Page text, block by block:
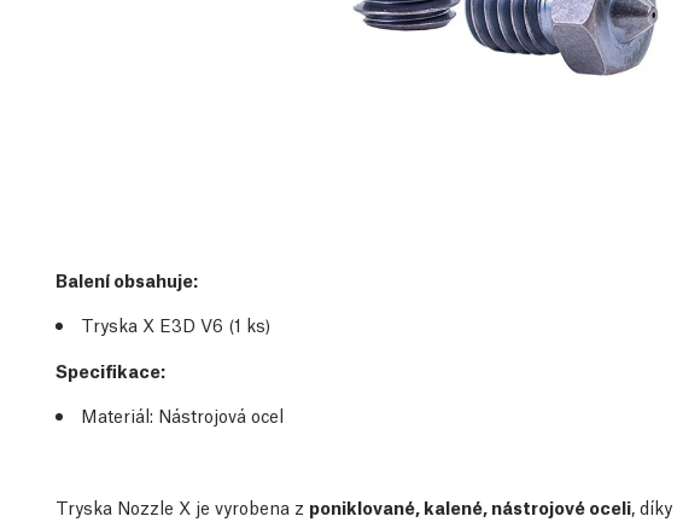
Balení obsahuje:
Tryska X E3D V6 (1 ks)
Specifikace:
Materiál: Nástrojová ocel
Tryska Nozzle X je vyrobena z poniklované, kalené, nástrojové oceli,